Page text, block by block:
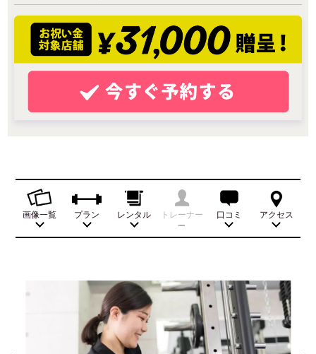
画像一覧 プラン レンタル トレーナー 口コミ アクセス